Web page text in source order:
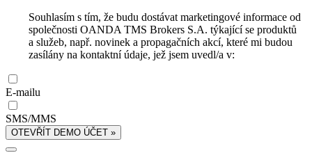
Souhlasím s tím, že budu dostávat marketingové informace od
společnosti OANDA TMS Brokers S.A. týkající se produktů
a služeb, např. novinek a propagačních akcí, které mi budou
zasílány na kontaktní údaje, jež jsem uvedl/a v:
E-mailu
SMS/MMS
OTEVŘÍT DEMO ÚČET »